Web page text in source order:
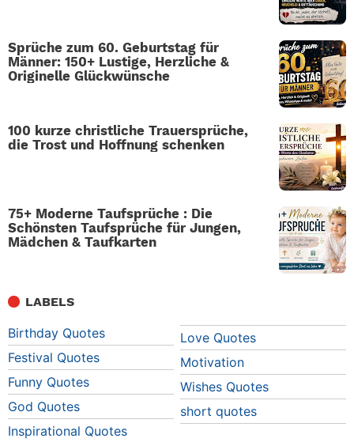
Sprüche zum 60. Geburtstag für
Männer: 150+ Lustige, Herzliche &
Originelle Glückwünsche
100 kurze christliche Trauersprüche,
die Trost und Hoffnung schenken
75+ Moderne Taufsprüche : Die
Schönsten Taufsprüche für Jungen,
Mädchen & Taufkarten
LABELS
Birthday Quotes
Festival Quotes
Funny Quotes
God Quotes
Inspirational Quotes
Love Quotes
Motivation
Wishes Quotes
short quotes